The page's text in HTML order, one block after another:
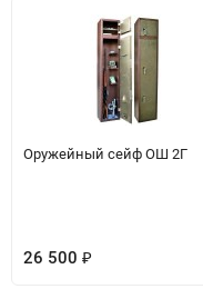
Оружейный сейф ОШ 2Г
26 500 ₽